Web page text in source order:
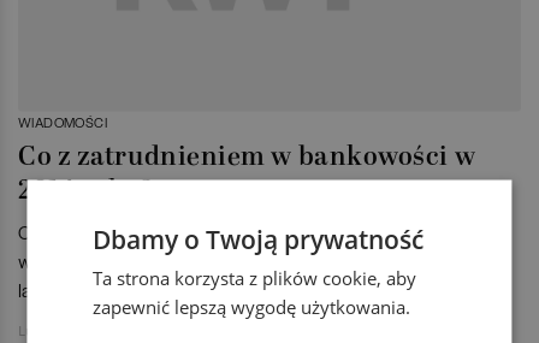
WIADOMOŚCI
Co z zatrudnieniem w bankowości w
2014 roku?
O to, czy konsolidacja w sektorze bankowym będzie miała
wpływ na zatrudnienie w polskiej bankowości w najbliższych
latach, zapytaliśmy eksperta Citi Handlowy.
Luiza Olencka
Dbamy o Twoją prywatność
Ta strona korzysta z plików cookie, aby
zapewnić lepszą wygodę użytkowania.